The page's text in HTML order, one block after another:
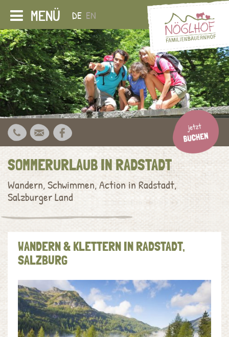
DE EN
SOMMERURLAUB IN RADSTADT
Wandern, Schwimmen, Action in Radstadt,
Salzburger Land
WANDERN & KLETTERN IN RADSTADT,
SALZBURG
MENÜ